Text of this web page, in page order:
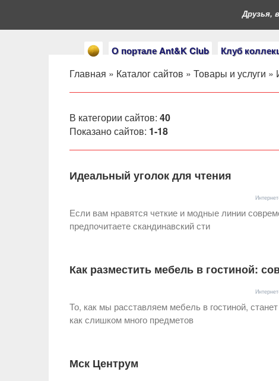
О портале Ant&K Club Клуб
Друзья,
Главная » Каталог сайтов » Товары и услуги »
В категории сайтов: 40
Показано сайтов: 1-18
Идеальный уголок для чтения
Если вам нравятся четкие и модные линии
предпочитаете скандинавский сти
Как разместить мебель в гостиной:
То, как мы расставляем мебель в гостиной,
как слишком много предметов
Мск Центрум